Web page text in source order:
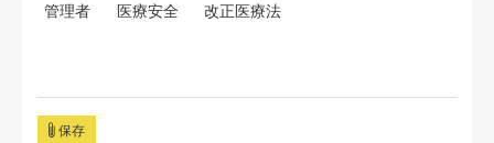
管理者
医療安全 改正医療法
保存